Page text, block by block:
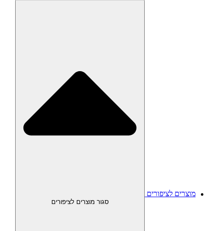
מוצרים לציפורים
סגור מוצרים לציפורים